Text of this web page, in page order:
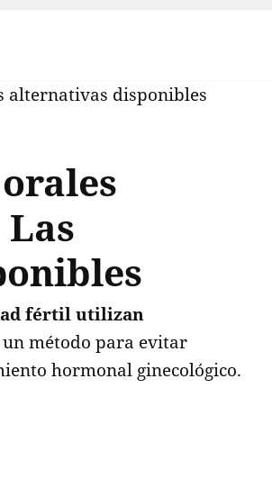
fértil utilizan
un método para evitar
hormonal ginecológico.
bioequivalentes: Las